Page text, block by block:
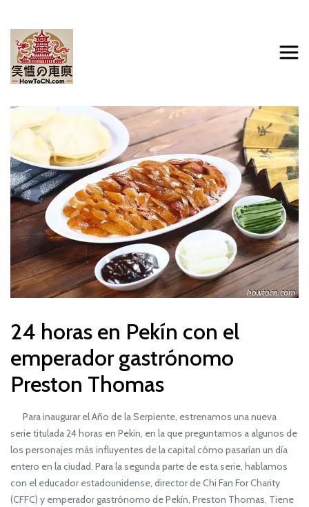
24 horas en Pekín con el
emperador gastrónomo
Preston Thomas
Para inaugurar el Año de la Serpiente, estrenamos una nueva
serie titulada 24 horas en Pekín, en la que preguntamos a algunos de
los personajes más influyentes de la capital cómo pasarían un día
entero en la ciudad. Para la segunda parte de esta serie, hablamos
con el educador estadounidense, director de Chi Fan For Charity
(CFFC) y emperador gastrónomo de Pekín, Preston Thomas. Tiene